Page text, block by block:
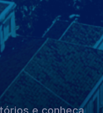
e conheça